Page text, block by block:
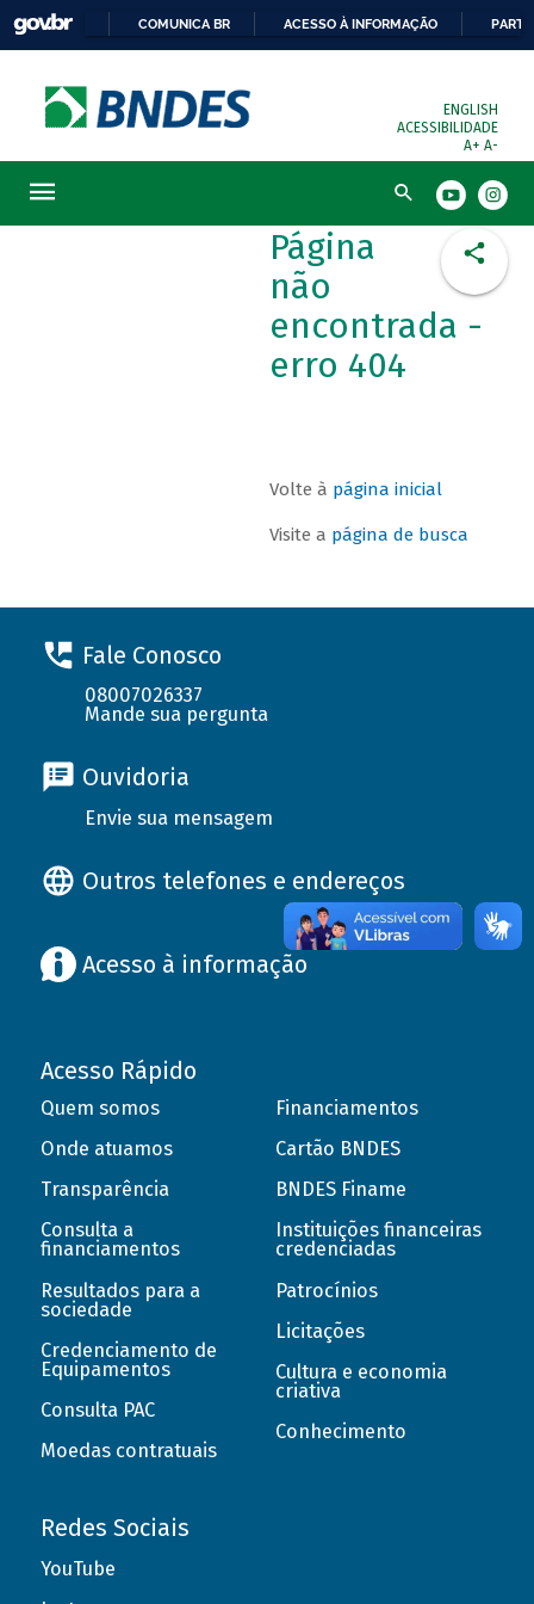
COMUNICA BR ACESSO À INFORMAÇÃO
ENGLISH
ACESSIBILIDADE
A+ A-
Busca
Página
não
encontrada -
erro 404
Volte à página inicial
Visite a página de busca
Fale Conosco
08007026337
Mande sua pergunta
Ouvidoria
Envie sua mensagem
Outros telefones e endereços
Acesso à informação
Acesso Rápido
Quem somos
Onde atuamos
Transparência
Consulta a
financiamentos
Resultados para a
sociedade
Credenciamento de
Equipamentos
Consulta PAC
Moedas contratuais
Financiamentos
Cartão BNDES
BNDES Finame
Instituições financeiras
credenciadas
Patrocínios
Licitações
Cultura e economia
criativa
Conhecimento
Redes Sociais
YouTube